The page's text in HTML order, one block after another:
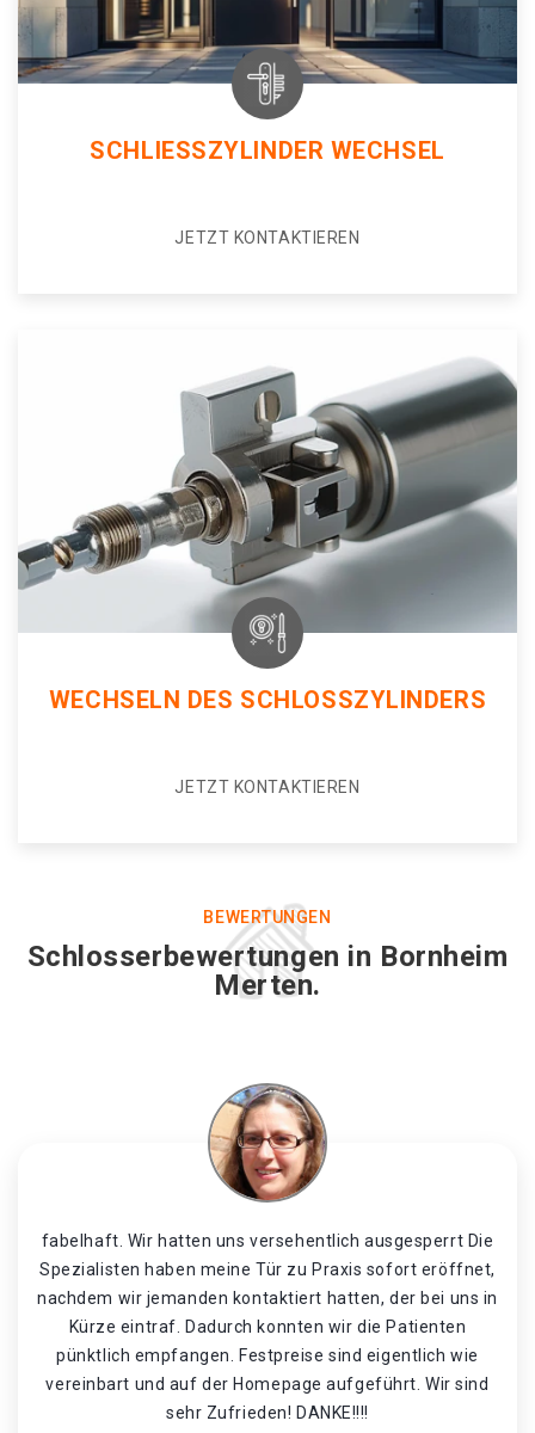
SCHLIESSZYLINDER WECHSEL
JETZT KONTAKTIEREN
WECHSELN DES SCHLOSSZYLINDERS
JETZT KONTAKTIEREN
BEWERTUNGEN
Schlosserbewertungen in Bornheim
Merten.
fabelhaft. Wir hatten uns versehentlich ausgesperrt Die
Spezialisten haben meine Tür zu Praxis sofort eröffnet,
nachdem wir jemanden kontaktiert hatten, der bei uns in
Kürze eintraf. Dadurch konnten wir die Patienten
pünktlich empfangen. Festpreise sind eigentlich wie
vereinbart und auf der Homepage aufgeführt. Wir sind
sehr Zufrieden! DANKE!!!!